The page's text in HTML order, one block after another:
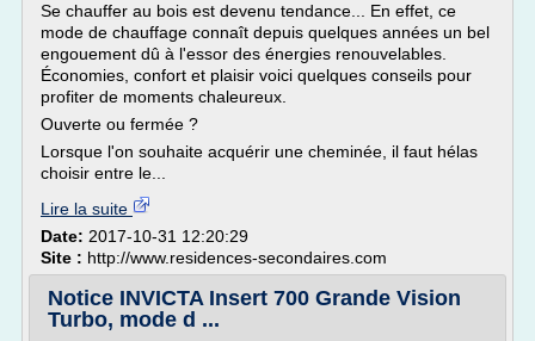
Se chauffer au bois est devenu tendance... En effet, ce
mode de chauffage connaît depuis quelques années un bel
engouement dû à l'essor des énergies renouvelables.
Économies, confort et plaisir voici quelques conseils pour
profiter de moments chaleureux.
Ouverte ou fermée ?
Lorsque l'on souhaite acquérir une cheminée, il faut hélas
choisir entre le...
Lire la suite
Date: 2017-10-31 12:20:29
Site : http://www.residences-secondaires.com
Notice INVICTA Insert 700 Grande Vision
Turbo, mode d ...